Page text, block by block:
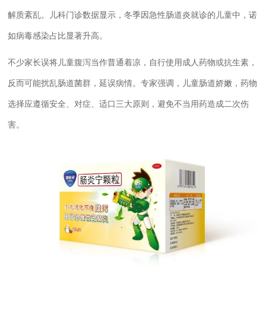
解质紊乱。儿科门诊数据显示，冬季因急性肠道炎就诊的儿童中，诺
如病毒感染占比显著升高。
不少家长误将儿童腹泻当作普通着凉，自行使用成人药物或抗生素，
反而可能扰乱肠道菌群，延误病情。专家强调，儿童肠道娇嫩，药物
选择应遵循安全、对症、适口三大原则，避免不当用药造成二次伤
害。